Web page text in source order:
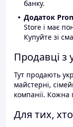
банку.
Додаток
Store і має
Купуйте зі
Продавці з
Тут продають
майстерні,
компанії. Кожна
Для тих,